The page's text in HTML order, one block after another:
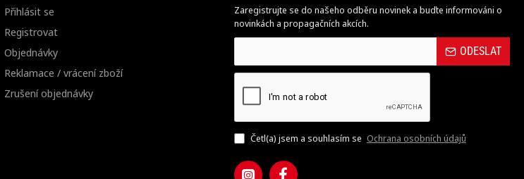
Přihlásit se
Registrovat
Objednávky
Reklamace / vrácení zboží
Zrušení objednávky
Zaregistrujte se do našeho odběru novinek a buďte informováni o
novinkách a propagačních akcích.
ODESLAT
Četl(a) jsem a souhlasím se Ochrana osobních údajů